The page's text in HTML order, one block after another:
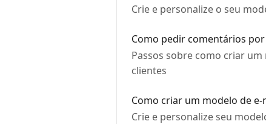
Crie e personalize o seu
Como pedir comentários
Passos sobre como criar
clientes
Como criar um modelo de
Crie e personalize seu